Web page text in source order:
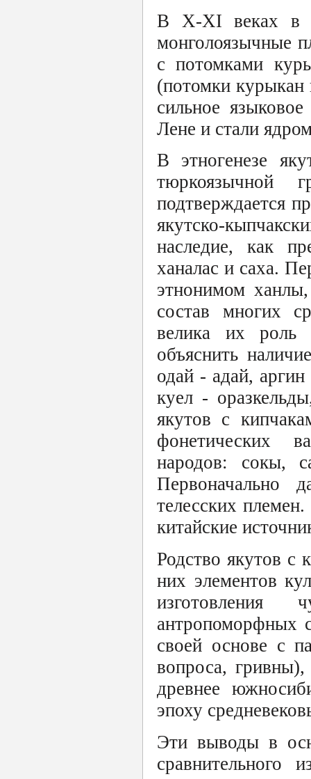
В X-XI веках в
монголоязычные
с потомками
(потомки
сильное
Лене и стали
В этногенезе
тюркоязычной
подтверждается
якутско-
наследие, как
ханалас и саха.
этнонимом
состав многих
велика их роль
объяснить
одай - адай,
куел -
якутов с
фонетических
народов: сокы,
Первоначально
телесских
китайские
Родство якутов с
них элементов
изготовления
антропоморфных
своей основе с
вопроса,
древнее
эпоху
Эти выводы в
сравнительного